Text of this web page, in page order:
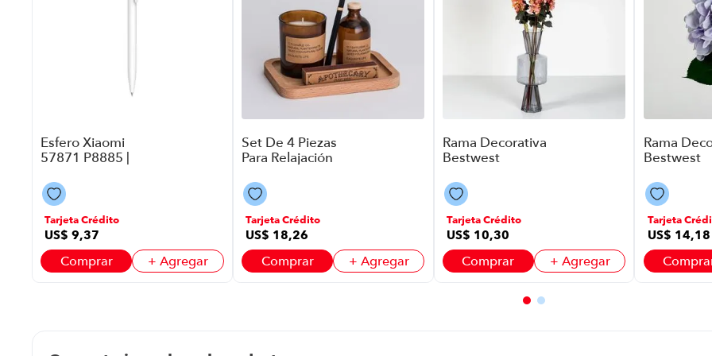
Esfero Xiaomi
57871 P8885 |
Tarjeta Crédito
US$ 9,37
Comprar + Agregar
Set De 4 Piezas
Para Relajación
| 100 Ml Color
Tarjeta Crédito
US$ 18,26
Comprar + Agregar
Rama Decorativa
Bestwest
| Color Verde
Tarjeta Crédito
US$ 10,30
Comprar + Agregar
Rama
Bestwest
| Color Lila
Tarjeta
US$ 14,18